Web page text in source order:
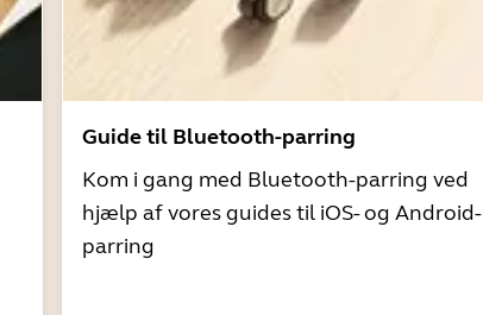
Guide til Bluetooth-parring
Kom i gang med Bluetooth-parring ved
hjælp af vores guides til iOS- og Android-
parring